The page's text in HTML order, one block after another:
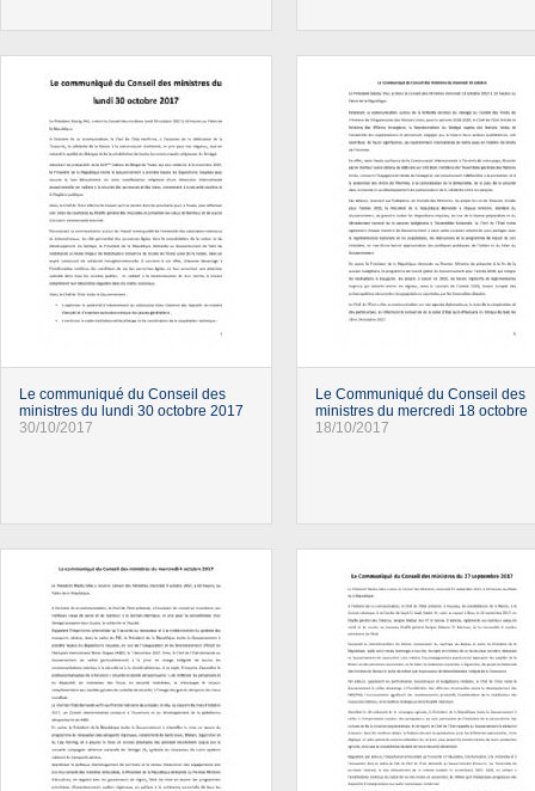
Le communiqué du Conseil des
ministres du lundi 30 octobre 2017
30/10/2017
Le Communiqué du Conseil des
ministres du mercredi 18 octobre
18/10/2017